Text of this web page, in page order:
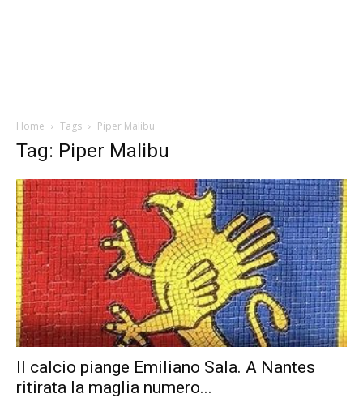
Home Tags Piper Malibu
Tag: Piper Malibu
Il calcio piange Emiliano Sala. A Nantes
ritirata la maglia numero...